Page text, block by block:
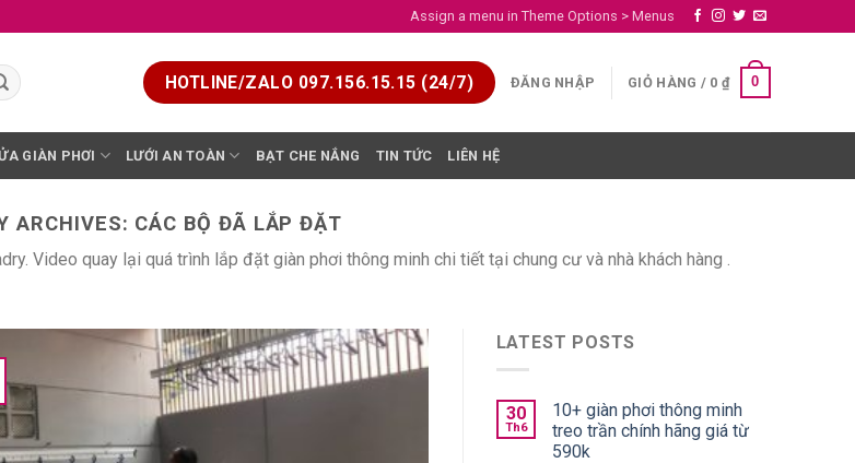
Assign a menu in Theme Options > Menus
HOTLINE/ZALO 097.156.15.15 (24/7) ĐĂNG NHẬP GIỎ HÀNG / 0 ₫ 0
GIÀN PHƠI LƯỚI AN TOÀN BẠT CHE NẮNG TIN TỨC LIÊN HỆ
ARCHIVES: CÁC BỘ ĐÃ LẮP ĐẶT
Video quay lại quá trình lắp đặt giàn phơi thông minh chi tiết tại chung cư và nhà khách hàng .
LATEST POSTS
30
Th6
10+ giàn phơi thông minh
treo trần chính hãng giá từ
590k